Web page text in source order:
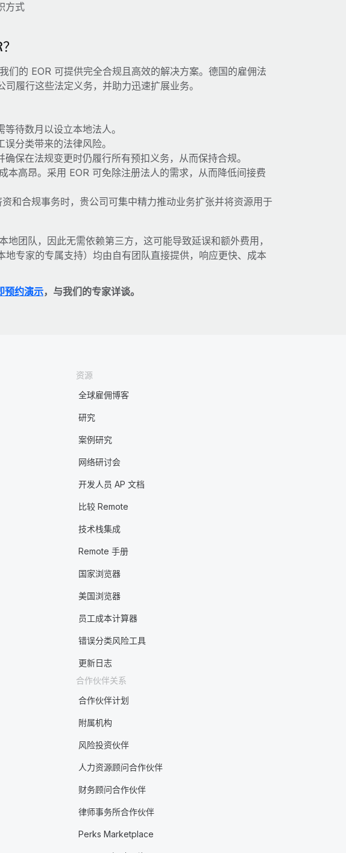
方式
们的 EOR 可提供完全合规且高效的解决方案。德国的雇佣法
履行这些法定义务，并助力迅速扩展业务。
待数月以设立本地法人。
分类带来的法律风险。
保在法规变更时仍履行所有预扣义务，从而保持合规。
本高昂。采用 EOR 可免除注册法人的需求，从而降低间接费
和合规事务时，贵公司可集中精力推动业务扩张并将资源用于
团队，因此无需依赖第三方，这可能导致延误和额外费用，
专家的专属支持）均由自有团队直接提供，响应更快、成本
预约演示，与我们的专家详谈。
资源
全球雇佣博客
研究
案例研究
网络研讨会
开发人员 AP 文档
比较 Remote
技术栈集成
Remote 手册
国家浏览器
美国浏览器
员工成本计算器
错误分类风险工具
更新日志
合作伙伴关系
合作伙伴计划
附属机构
风险投资伙伴
人力资源顾问合作伙伴
财务顾问合作伙伴
律师事务所合作伙伴
Perks Marketplace